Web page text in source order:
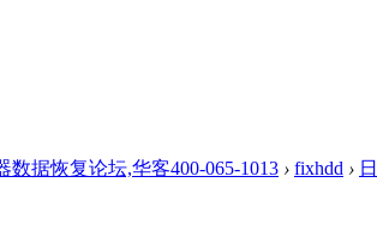
据恢复论坛,华客400-065-1013 › fixhdd ›